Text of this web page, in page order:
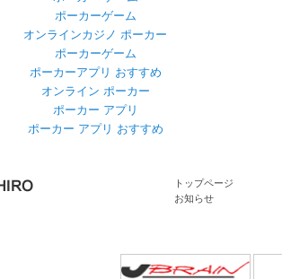
ポーカーゲーム
オンラインカジノ ポーカー
ポーカーゲーム
ポーカーアプリ おすすめ
オンライン ポーカー
ポーカー アプリ
ポーカー アプリ おすすめ
トップページ
お知らせ